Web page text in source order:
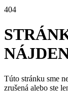
404
Túto stránku sme
zrušená alebo ste